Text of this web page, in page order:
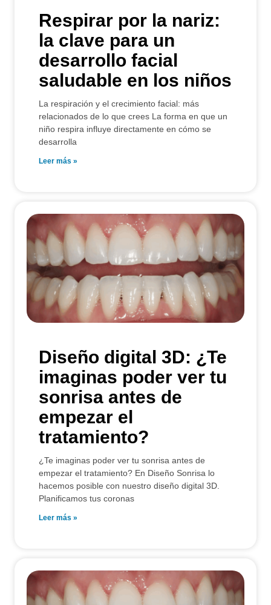
Respirar por la nariz:
la clave para un
desarrollo facial
saludable en los niños
La respiración y el crecimiento facial: más
relacionados de lo que crees La forma en que un
niño respira influye directamente en cómo se
desarrolla
Leer más »
Diseño digital 3D: ¿Te
imaginas poder ver tu
sonrisa antes de
empezar el
tratamiento?
¿Te imaginas poder ver tu sonrisa antes de
empezar el tratamiento? En Diseño Sonrisa lo
hacemos posible con nuestro diseño digital 3D.
Planificamos tus coronas
Leer más »